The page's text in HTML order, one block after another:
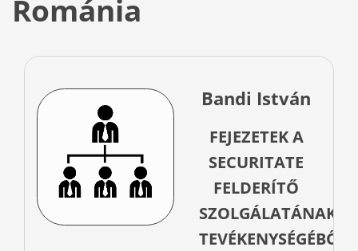
Románia
Bandi István
FEJEZETEK A
SECURITATE
FELDERÍTŐ
SZOLGÁLATÁNAK
TEVÉKENYSÉGÉBŐL,